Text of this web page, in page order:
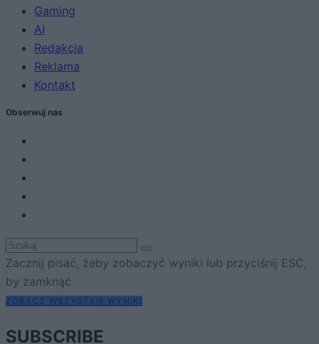
Gaming
AI
Redakcja
Reklama
Kontakt
Obserwuj nas
Zacznij pisać, żeby zobaczyć wyniki lub przyciśnij ESC,
by zamknąć
ZOBACZ WSZYSTKIE WYNIKI
SUBSCRIBE